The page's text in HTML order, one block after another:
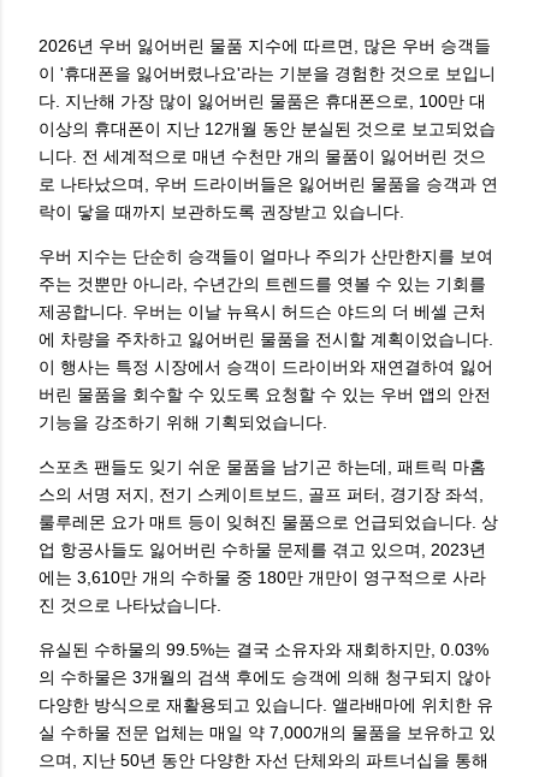
2026년 우버 잃어버린 물품 지수에 따르면, 많은 우버 승객들
이 '휴대폰을 잃어버렸나요'라는 기분을 경험한 것으로 보입니
다. 지난해 가장 많이 잃어버린 물품은 휴대폰으로, 100만 대
이상의 휴대폰이 지난 12개월 동안 분실된 것으로 보고되었습
니다. 전 세계적으로 매년 수천만 개의 물품이 잃어버린 것으
로 나타났으며, 우버 드라이버들은 잃어버린 물품을 승객과 연
락이 닿을 때까지 보관하도록 권장받고 있습니다.
우버 지수는 단순히 승객들이 얼마나 주의가 산만한지를 보여
주는 것뿐만 아니라, 수년간의 트렌드를 엿볼 수 있는 기회를
제공합니다. 우버는 이날 뉴욕시 허드슨 야드의 더 베셀 근처
에 차량을 주차하고 잃어버린 물품을 전시할 계획이었습니다.
이 행사는 특정 시장에서 승객이 드라이버와 재연결하여 잃어
버린 물품을 회수할 수 있도록 요청할 수 있는 우버 앱의 안전
기능을 강조하기 위해 기획되었습니다.
스포츠 팬들도 잊기 쉬운 물품을 남기곤 하는데, 패트릭 마홈
스의 서명 저지, 전기 스케이트보드, 골프 퍼터, 경기장 좌석,
룰루레몬 요가 매트 등이 잊혀진 물품으로 언급되었습니다. 상
업 항공사들도 잃어버린 수하물 문제를 겪고 있으며, 2023년
에는 3,610만 개의 수하물 중 180만 개만이 영구적으로 사라
진 것으로 나타났습니다.
유실된 수하물의 99.5%는 결국 소유자와 재회하지만, 0.03%
의 수하물은 3개월의 검색 후에도 승객에 의해 청구되지 않아
다양한 방식으로 재활용되고 있습니다. 앨라배마에 위치한 유
실 수하물 전문 업체는 매일 약 7,000개의 물품을 보유하고 있
으며, 지난 50년 동안 다양한 자선 단체와의 파트너십을 통해